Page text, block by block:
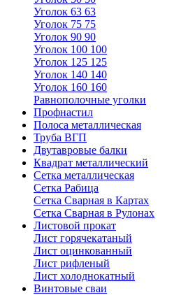
Уголок 63 63
Уголок 75 75
Уголок 90 90
Уголок 100 100
Уголок 125 125
Уголок 140 140
Уголок 160 160
Равнополочные уголки
Профнастил
Полоса металлическая
Труба ВГП
Двутавровые балки
Квадрат металлический
Сетка металлическая
Сетка Рабица
Сетка Сварная в Картах
Сетка Сварная в Рулонах
Листовой прокат
Лист горячекатаный
Лист оцинкованный
Лист рифленый
Лист холоднокатный
Винтовые сваи